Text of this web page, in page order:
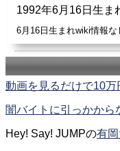
1992年6月16日生ま
6月16日生まれwiki情報
動画を見るだけで10万
闇バイトに引っかから
Hey! Say! JUMPの有